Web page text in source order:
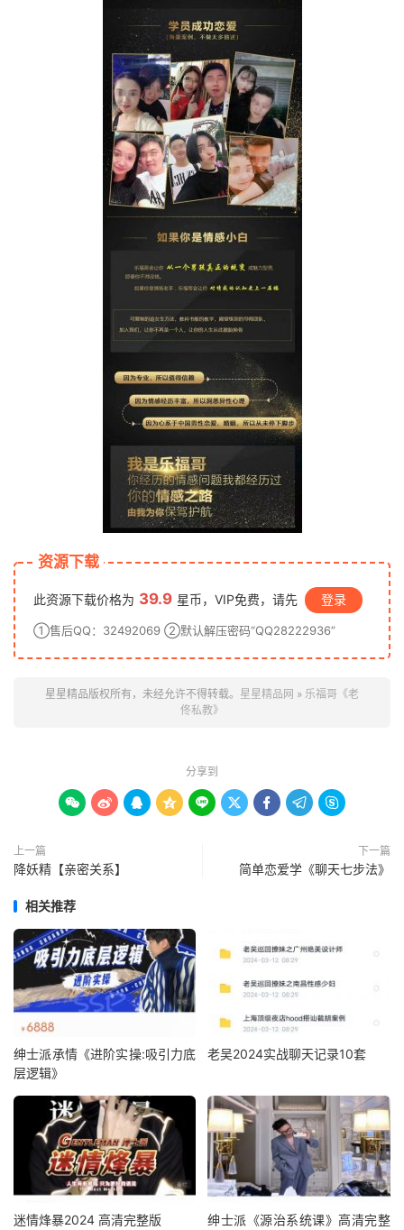
资源下载
此资源下载价格为 39.9 星币，VIP免费，请先 登录
①售后QQ：32492069 ②默认解压密码“QQ28222936”
星星精品版权所有，未经允许不得转载。 星星精品网 » 乐福哥《老
佟私教》
分享到
        
上一篇
降妖精【亲密关系】
下一篇
简单恋爱学《聊天七步法》
相关推荐
绅士派承情《进阶实操:吸引力底
层逻辑》
老吴2024实战聊天记录10套
迷情烽暴2024 高清完整版
绅士派《源治系统课》高清完整